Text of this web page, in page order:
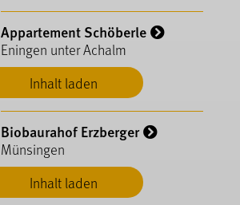
Inhalt laden
Appartement Schöberle
Eningen unter Achalm
Inhalt laden
Biobaurahof Erzberger
Münsingen